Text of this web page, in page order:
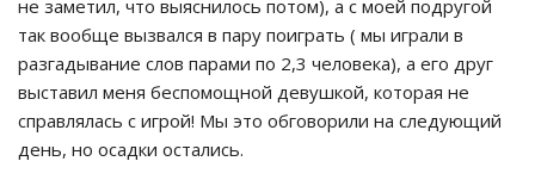
не заметил, что выяснилось потом), а с моей подругой
так вообще вызвался в пару поиграть ( мы играли в
разгадывание слов парами по 2,3 человека), а его друг
выставил меня беспомощной девушкой, которая не
справлялась с игрой! Мы это обговорили на следующий
день, но осадки остались.